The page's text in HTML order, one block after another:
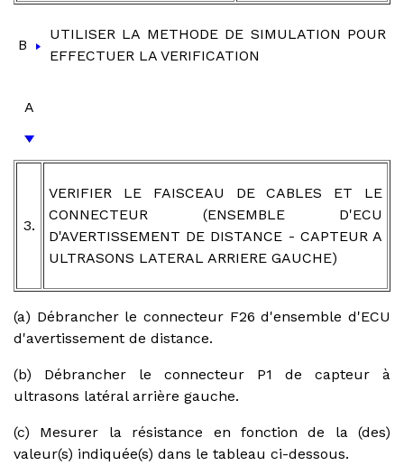
B
UTILISER LA METHODE DE SIMULATION POUR
EFFECTUER LA VERIFICATION
A
3.
VERIFIER LE FAISCEAU DE CABLES ET LE
CONNECTEUR (ENSEMBLE D'ECU
D'AVERTISSEMENT DE DISTANCE - CAPTEUR A
ULTRASONS LATERAL ARRIERE GAUCHE)
(a) Débrancher le connecteur F26 d'ensemble d'ECU
d'avertissement de distance.
(b) Débrancher le connecteur P1 de capteur à
ultrasons latéral arrière gauche.
(c) Mesurer la résistance en fonction de la (des)
valeur(s) indiquée(s) dans le tableau ci-dessous.